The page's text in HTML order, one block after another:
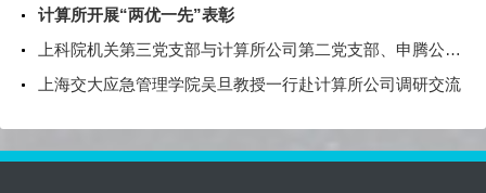
计算所开展“两优一先”表彰
上科院机关第三党支部与计算所公司第二党支部、申腾公司第一、第二党支部开展党建联建活动
上海交大应急管理学院吴旦教授一行赴计算所公司调研交流